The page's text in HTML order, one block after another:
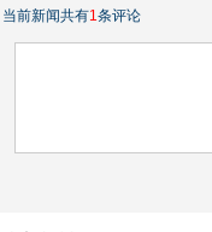
当前新闻共有1条评论